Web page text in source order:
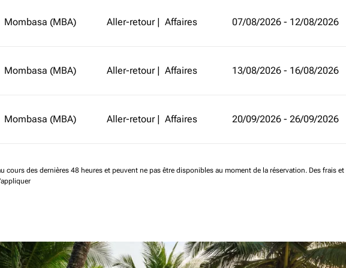
Mombasa (MBA) Aller-retour | Affaires 07/08/2026 - 12/08/2026
Mombasa (MBA) Aller-retour | Affaires 13/08/2026 - 16/08/2026
Mombasa (MBA) Aller-retour | Affaires 20/09/2026 - 26/09/2026
cours des dernières 48 heures et peuvent ne pas être disponibles au moment de la réservation. Des frais